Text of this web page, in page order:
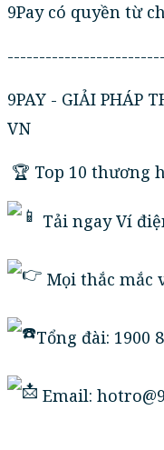
9Pay có quyền từ
9PAY - GIẢI PHÁP
VN
️🏆 Top 10 thương
Tải ngay Ví
Mọi thắc mắc
Tổng đài: 1900
Email: